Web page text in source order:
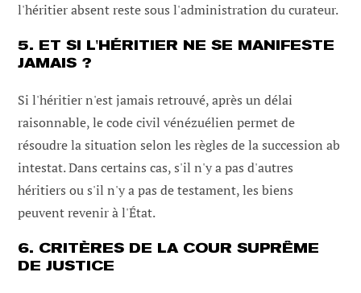
l'héritier absent reste sous l'administration du curateur.
5. ET SI L'HÉRITIER NE SE MANIFESTE
JAMAIS ?
Si l'héritier n'est jamais retrouvé, après un délai
raisonnable, le code civil vénézuélien permet de
résoudre la situation selon les règles de la succession ab
intestat. Dans certains cas, s'il n'y a pas d'autres
héritiers ou s'il n'y a pas de testament, les biens
peuvent revenir à l'État.
6. CRITÈRES DE LA COUR SUPRÊME
DE JUSTICE